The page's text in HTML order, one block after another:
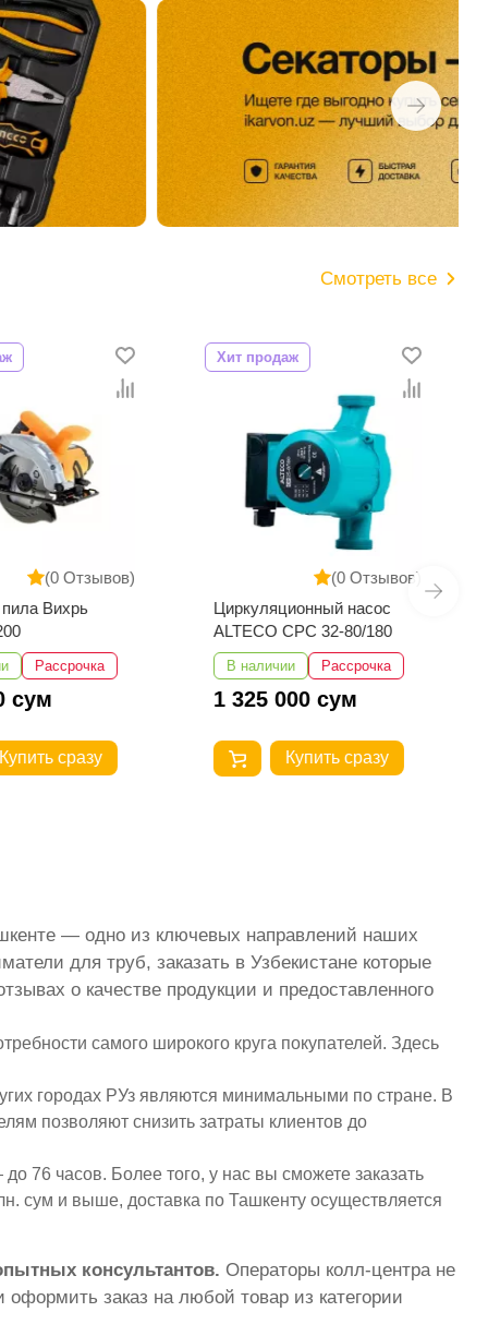
Смотреть все
(0 Отзывов)
насос
32-80/180
Рассрочка
сум
Купить сразу
(0 Отзывов)
Хит продаж
Ножовка Bosch GSA 1100
E Professional
В наличии Рассрочка
2 550 000 сум
Купить сразу
— одно из ключевых направлений наших
для труб, заказать в Узбекистане которые
о качестве продукции и предоставленного
самого широкого круга покупателей. Здесь
городах РУз являются минимальными по стране. В
позволяют снизить затраты клиентов до
76 часов. Более того, у нас вы сможете заказать
сум и выше, доставка по Ташкенту осуществляется
консультантов. Операторы колл-центра не
заказ на любой товар из категории